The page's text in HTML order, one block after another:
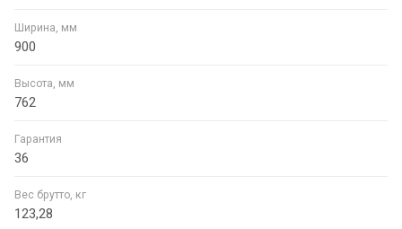
Ширина, мм
900
Высота, мм
762
Гарантия
36
Вес брутто, кг
123,28